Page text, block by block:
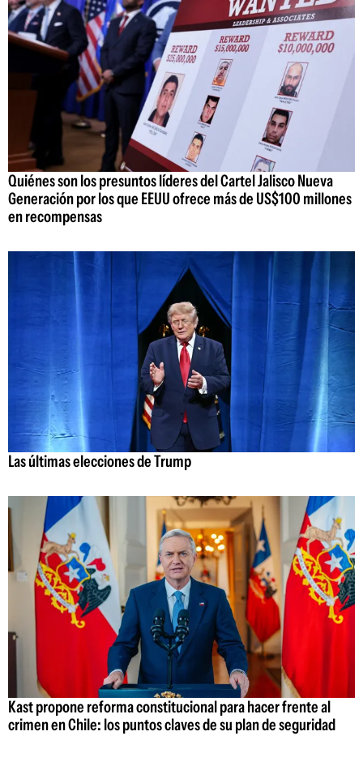
Quiénes son los presuntos líderes del Cartel Jalisco Nueva
Generación por los que EEUU ofrece más de US$100 millones
en recompensas
Las últimas elecciones de Trump
Kast propone reforma constitucional para hacer frente al
crimen en Chile: los puntos claves de su plan de seguridad